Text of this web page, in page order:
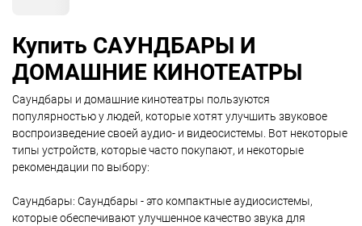
Купить САУНДБАРЫ И
ДОМАШНИЕ КИНОТЕАТРЫ
Саундбары и домашние кинотеатры пользуются
популярностью у людей, которые хотят улучшить звуковое
воспроизведение своей аудио- и видеосистемы. Вот некоторые
типы устройств, которые часто покупают, и некоторые
рекомендации по выбору:
Саундбары: Саундбары - это компактные аудиосистемы,
которые обеспечивают улучшенное качество звука для